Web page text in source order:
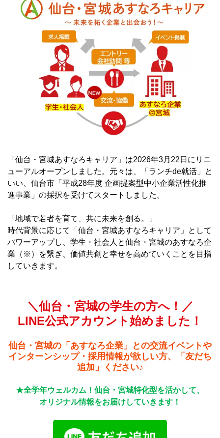
「仙台・宮城あすなろキャリア」は2026年3月22日にリニ
ューアルオープンしました。元々は、「ランチde就活」と
いい、仙台市「平成28年度 企画提案型中小企業活性化推
進事業」の採択を受けてスタートしました。
「地域で若者を育て、共に未来を創る。」
時代背景に応じて「仙台・宮城あすなろキャリア」として
パワーアップし、学生・社会人と仙台・宮城のあすなろ企
業（※）を繋ぎ、価値共創と幸せを高めていくことを目指
していきます。
＼仙台・宮城の学生の方へ！／
LINE公式アカウント始めました！
仙台・宮城の「あすなろ企業」との交流イベントや
インターンシップ・採用情報が欲しい方、「友だち
追加」ください♪
★全学年ウェルカム！仙台・宮城特化型を活かして、
オリジナル情報をお届けしていきます！